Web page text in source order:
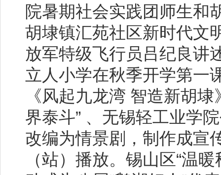
院暑期社会实践团师生和
胡埭镇汇苑社区新时代文
放军特级飞行员吕纪良讲
立人小学在秋季开学第一
《风起九龙湾 智造新胡
界泰斗” 、无锡轻工业学
改编为情景剧，制作成宣
（站）播放。锡山区“温